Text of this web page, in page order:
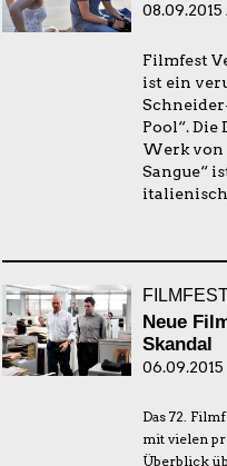
Filmfest
ist ein
Pool“. Die
Werk von
Sangue“
Neue
Skandal
Das 72.
mit vielen
Überblick